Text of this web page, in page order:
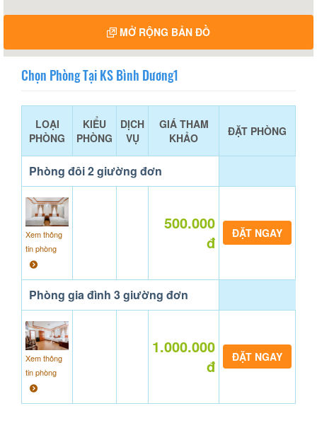
MỞ RỘNG BẢN ĐỒ
Chọn Phòng Tại KS Bình Dương1
LOẠI
PHÒNG
KIỂU
PHÒNG
DỊCH
VỤ
GIÁ THAM
KHẢO
ĐẶT PHÒNG
Phòng đôi 2 giường đơn
Xem thông
tin phòng
500.000
đ
Phòng gia đình 3 giường đơn
Xem thông
tin phòng
1.000.000
đ